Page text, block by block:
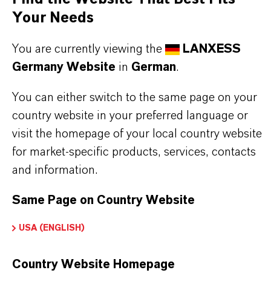
Bitte melden Sie sich an oder registrieren Sie
sich, um Zugriff auf die Inhalte zu erhalten.
DARUMLANXESS!
Als führendes Spezialchemieunternehmen bieten
wir weit mehr als nur hochwertige Produkte: Wir
partnerschaftliches Denken. Im Mittelpunkt
Your Needs
You are currently viewing the
LANXESS
Germany Website in German.
You can either switch to the same page on your
country website in your preferred language or
visit the homepage of your local country website
for market-specific products, services, contacts
and information.
Same Page on Country Website
USA (ENGLISH)
Country Website Homepage